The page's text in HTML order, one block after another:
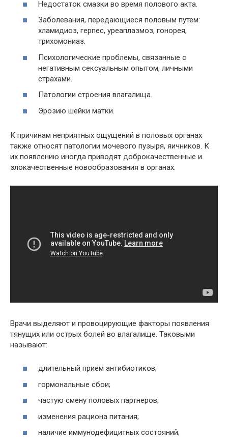
Недостаток смазки во время полового акта.
Заболевания, передающиеся половым путем:
хламидиоз, герпес, уреаплазмоз, гонорея,
трихомониаз.
Психологические проблемы, связанные с
негативным сексуальным опытом, личными
страхами.
Патологии строения влагалища.
Эрозию шейки матки.
К причинам неприятных ощущений в половых органах
также относят патологии мочевого пузыря, яичников. К
их появлению иногда приводят доброкачественные и
злокачественные новообразования в органах.
Врачи выделяют и провоцирующие факторы появления
тянущих или острых болей во влагалище. Таковыми
называют:
длительный прием антибиотиков;
гормональные сбои;
частую смену половых партнеров;
изменения рациона питания;
наличие иммунодефицитных состояний;